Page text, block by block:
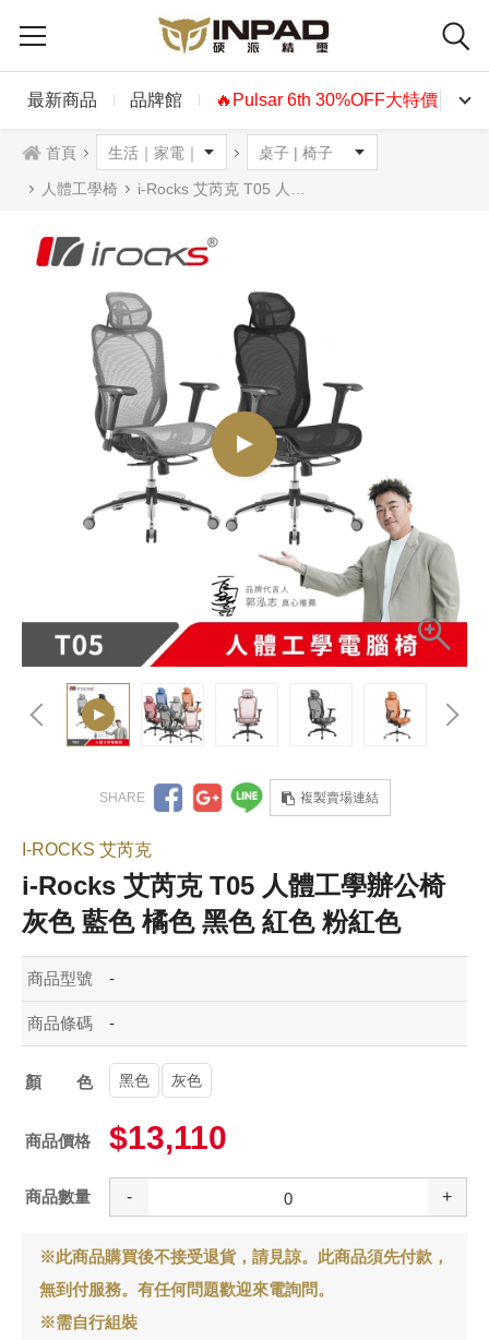
最新商品 品牌館 🔥Pulsar 6th 30%OFF大特價🔥
首頁
人體工學椅 i-Rocks 艾芮克 T05 人體工學辦公椅 灰色 藍色 橘色 黑色 紅色 粉紅色
複製賣場連結
I-ROCKS 艾芮克
i-Rocks 艾芮克 T05 人體工學辦公椅
灰色 藍色 橘色 黑色 紅色 粉紅色
商品型號 -
商品條碼 -
顏色黑色 灰色
商品價格 $13,110
商品數量 - +
※此商品購買後不接受退貨，請見諒。此商品須先付款，
無到付服務。有任何問題歡迎來電詢問。
※需自行組裝